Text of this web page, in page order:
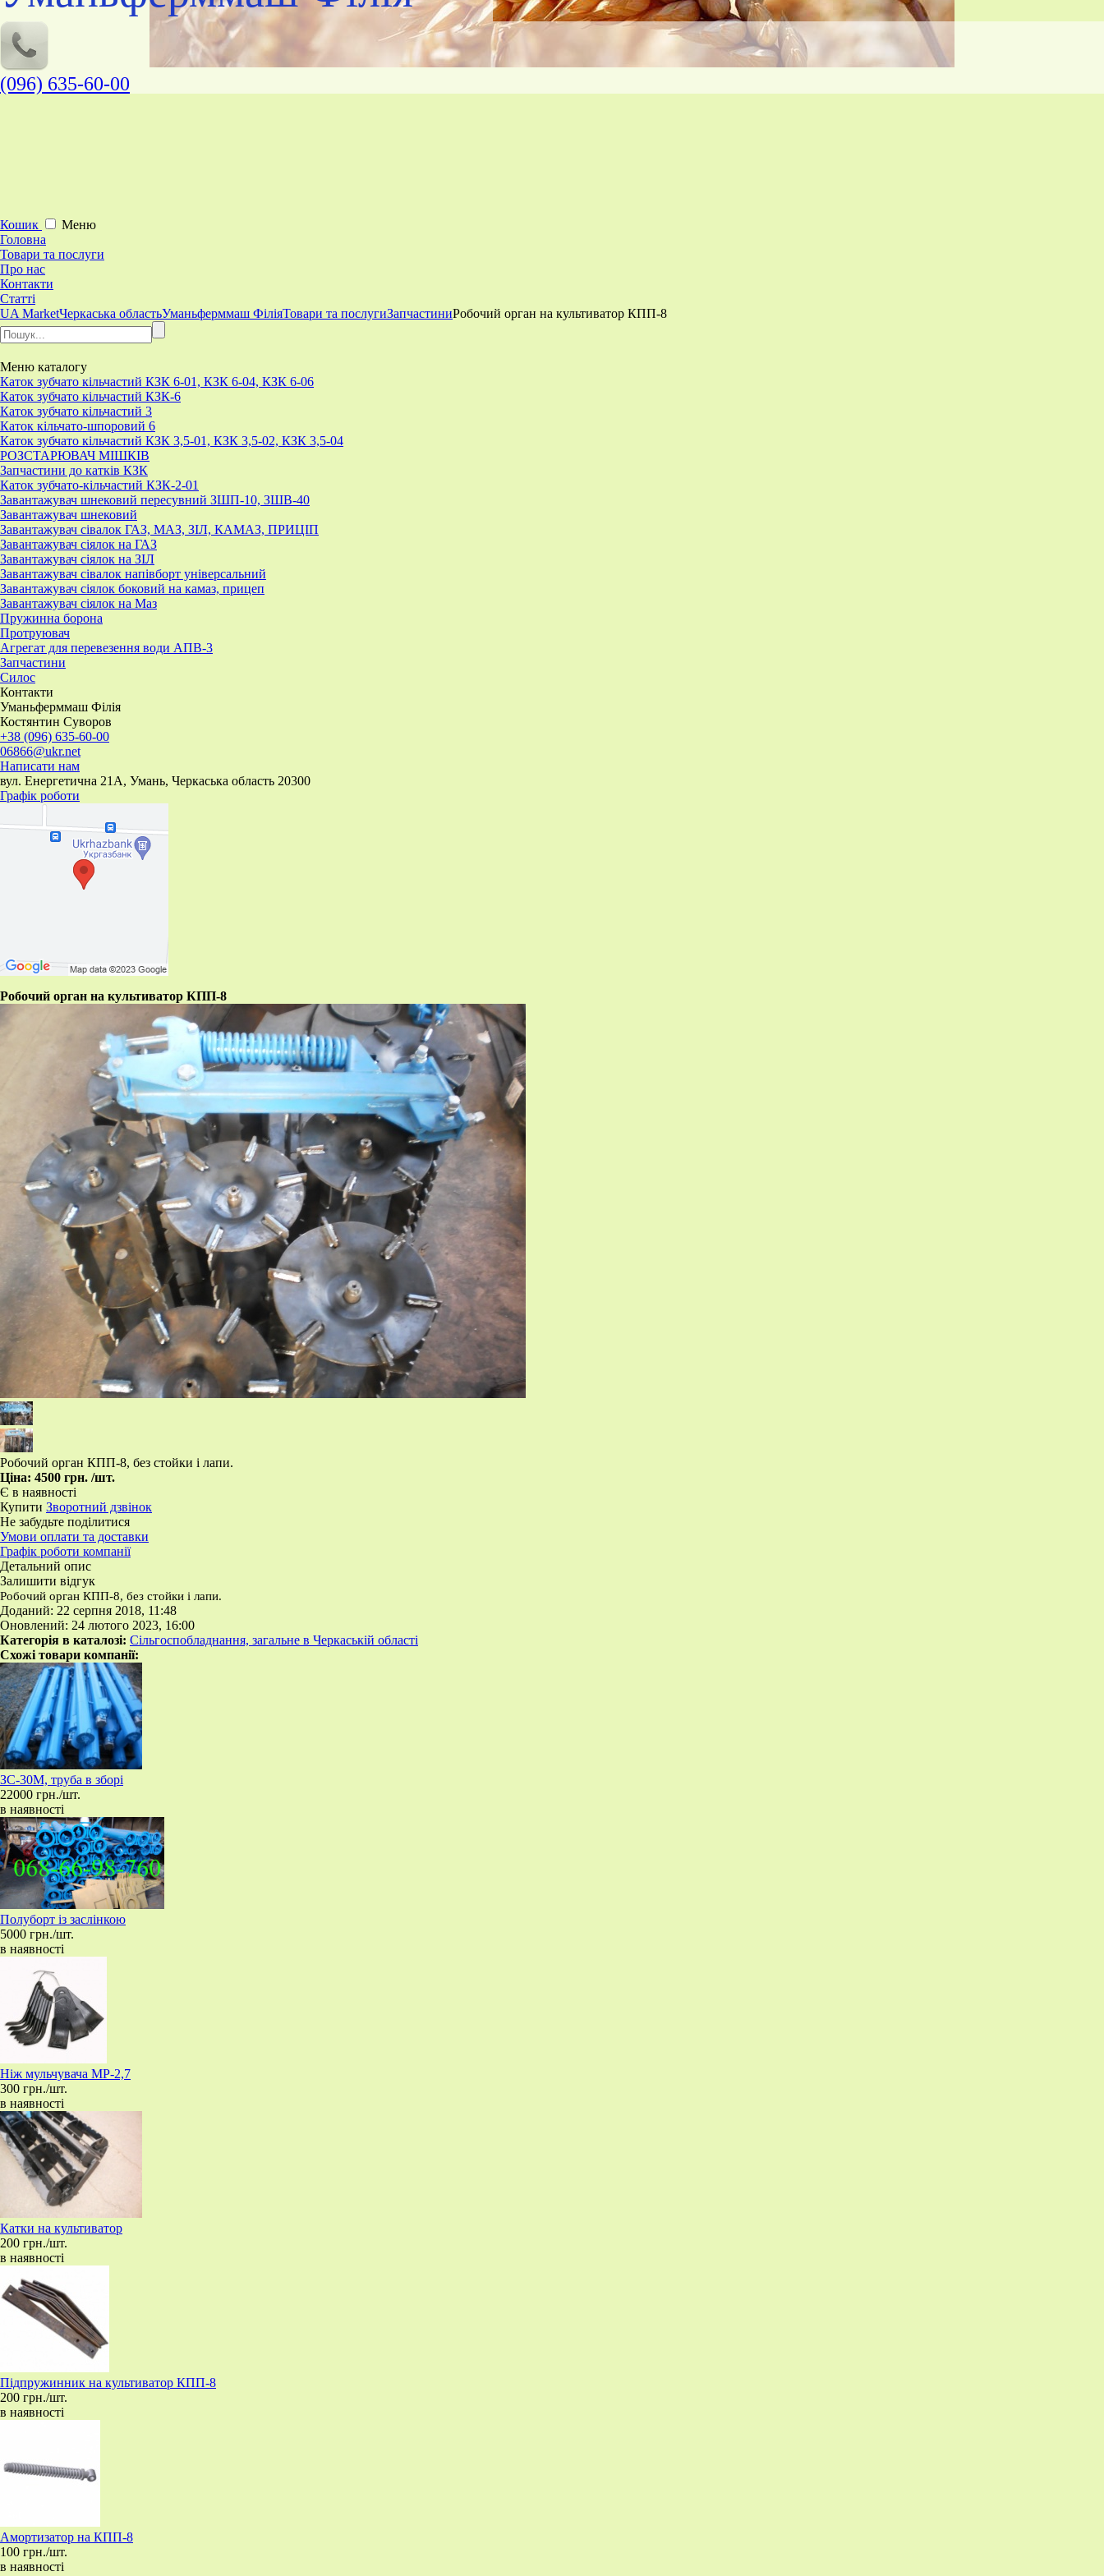
(096) 635-60-00
Кошик
Меню
Головна
Товари та послуги
Про нас
Контакти
Статті
UA MarketЧеркаська областьУманьферммаш ФіліяТовари та послугиЗапчастиниРобочий орган на культиватор КПП-8
Меню каталогу
Каток зубчато кільчастий КЗК 6-01, КЗК 6-04, КЗК 6-06
Каток зубчато кільчастий КЗК-6
Каток зубчато кільчастий 3
Каток кільчато-шпоровий 6
Каток зубчато кільчастий КЗК 3,5-01, КЗК 3,5-02, КЗК 3,5-04
РОЗСТАРЮВАЧ МІШКІВ
Запчастини до катків КЗК
Каток зубчато-кільчастий КЗК-2-01
Завантажувач шнековий пересувний ЗШП-10, ЗШВ-40
Завантажувач шнековий
Завантажувач сівалок ГАЗ, МАЗ, ЗІЛ, КАМАЗ, ПРИЦІП
Завантажувач сіялок на ГАЗ
Завантажувач сіялок на ЗІЛ
Завантажувач сівалок напівборт універсальний
Завантажувач сіялок боковий на камаз, прицеп
Завантажувач сіялок на Маз
Пружинна борона
Протруювач
Агрегат для перевезення води АПВ-3
Запчастини
Силос
Контакти
Уманьферммаш Філія
Костянтин Суворов
+38 (096) 635-60-00
06866@ukr.net
Написати нам
вул. Енергетична 21А, Умань, Черкаська область 20300
Графік роботи
Робочий орган на культиватор КПП-8
Робочий орган КПП-8, без стойки і лапи.
Ціна: 4500 грн. /шт.
Є в наявності
Купити Зворотний дзвінок
Не забудьте поділитися
Умови оплати та доставки
Графік роботи компанії
Детальний опис
Залишити відгук
Робочий орган КПП-8, без стойки і лапи.
Доданий: 22 серпня 2018, 11:48
Оновлений: 24 лютого 2023, 16:00
Категорія в каталозі: Сільгоспобладнання, загальне в Черкаській області
Схожі товари компанії:
ЗС-30М, труба в зборі
22000 грн./шт.
в наявності
Полуборт із заслінкою
5000 грн./шт.
в наявності
Ніж мульчувача МР-2,7
300 грн./шт.
в наявності
Катки на культиватор
200 грн./шт.
в наявності
Підпружинник на культиватор КПП-8
200 грн./шт.
в наявності
Амортизатор на КПП-8
100 грн./шт.
в наявності